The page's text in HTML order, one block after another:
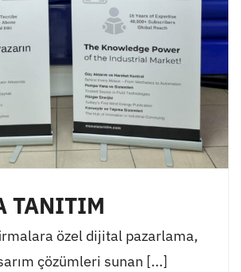
TANITIM
özel dijital pazarlama,
çözümleri sunan [...]